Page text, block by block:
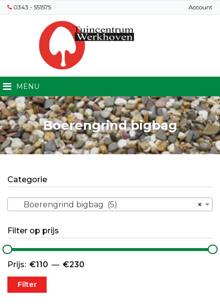
0343 - 551575 Account
MENU
Boerengrind bigbag
Categorie
×
Boerengrind bigbag (5)
Filter op prijs
Min. prijs
Max. prijs
Filter
Prijs: €110 — €230